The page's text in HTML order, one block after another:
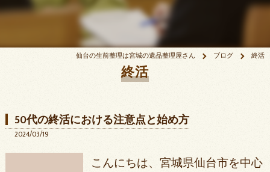
仙台の生前整理は宮城の遺品整理屋さん ブログ 終活
終活
50代の終活における注意点と始め方
2024/03/19
こんにちは、宮城県仙台市を中心